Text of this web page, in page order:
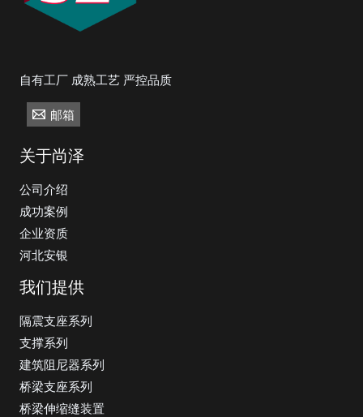
自有工厂 成熟工艺 严控品质
邮箱
关于尚泽
公司介绍
成功案例
企业资质
河北安银
我们提供
隔震支座系列
支撑系列
建筑阻尼器系列
桥梁支座系列
桥梁伸缩缝装置